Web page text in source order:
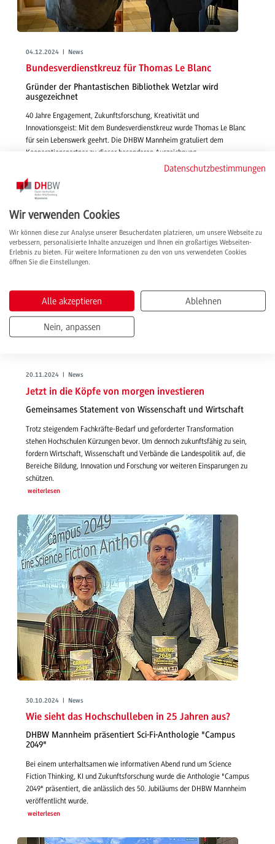
04.12.2024 | News
Bundesverdienstkreuz für Thomas Le Blanc
Gründer der Phantastischen Bibliothek Wetzlar wird
ausgezeichnet
40 Jahre Engagement, Zukunftsforschung, Kreativität und
Innovationsgeist: Mit dem Bundesverdienstkreuz wurde Thomas Le Blanc
für sein Lebenswerk geehrt. Die DHBW Mannheim gratuliert dem
Kooperationspartner zu dieser besonderen Auszeichnung.
20.11.2024 | News
Jetzt in die Köpfe von morgen investieren
Gemeinsames Statement von Wissenschaft und Wirtschaft
Trotz steigendem Fachkräfte-Bedarf und geforderter Transformation
stehen Hochschulen Kürzungen bevor. Um dennoch zukunftsfähig zu sein,
fordern Wirtschaft, Wissenschaft und Verbände die Landespolitik auf, die
Bereiche Bildung, Innovation und Forschung vor weiteren Einsparungen zu
schützen.
weiterlesen
30.10.2024 | News
Wie sieht das Hochschulleben in 25 Jahren aus?
DHBW Mannheim präsentiert Sci-Fi-Anthologie "Campus
2049"
Bei einem unterhaltsamen wie informativen Abend rund um Science
Fiction Thinking, KI und Zukunftsforschung wurde die Anthologie "Campus
2049" präsentiert, die anlässlich des 50. Jubiläums der DHBW Mannheim
veröffentlicht wurde.
weiterlesen
Datenschutzbestimmungen
Wir verwenden Cookies
Wir können diese zur Analyse unserer Besucherdaten platzieren, um unsere Webseite zu
verbessern, personalisierte Inhalte anzuzeigen und Ihnen ein großartiges Webseiten-
Erlebnis zu bieten. Für weitere Informationen zu den von uns verwendeten Cookies
öffnen Sie die Einstellungen.
Alle akzeptieren Ablehnen
Nein, anpassen